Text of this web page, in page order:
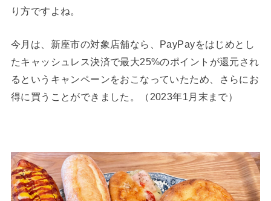
り方ですよね。
今月は、新座市の対象店舗なら、PayPayをはじめとし
たキャッシュレス決済で最大25%のポイントが還元され
るというキャンペーンをおこなっていたため、さらにお
得に買うことができました。（2023年1月末まで）